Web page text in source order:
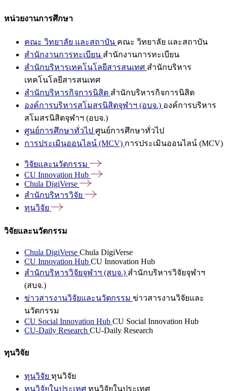
หน่วยงานการศึกษา
คณะ วิทยาลัย และสถาบัน คณะ วิทยาลัย และสถาบัน
สำนักงานการทะเบียน สำนักงานการทะเบียน
สำนักบริหารเทคโนโลยีสารสนเทศ สำนักบริหาร
เทคโนโลยีสารสนเทศ
สำนักบริหารกิจการนิสิต สำนักบริหารกิจการนิสิต
องค์การบริหารสโมสรนิสิตจุฬาฯ (อบจ.) องค์การบริหาร
สโมสรนิสิตจุฬาฯ (อบจ.)
ศูนย์การศึกษาทั่วไป ศูนย์การศึกษาทั่วไป
การประเมินออนไลน์ (MCV) การประเมินออนไลน์ (MCV)
วิจัยและนวัตกรรม
CU Innovation Hub
Chula DigiVerse
สำนักบริหารวิจัย
ทุนวิจัย
วิจัยและนวัตกรรม
Chula DigiVerse Chula DigiVerse
CU Innovation Hub CU Innovation Hub
สำนักบริหารวิจัยจุฬาฯ (สบจ.) สำนักบริหารวิจัยจุฬาฯ
(สบจ.)
ข่าวสารงานวิจัยและนวัตกรรม ข่าวสารงานวิจัยและ
นวัตกรรม
CU Social Innovation Hub CU Social Innovation Hub
CU-Daily Research CU-Daily Research
ทุนวิจัย
ทุนวิจัย ทุนวิจัย
ทุนวิจัยในประเทศ ทุนวิจัยในประเทศ